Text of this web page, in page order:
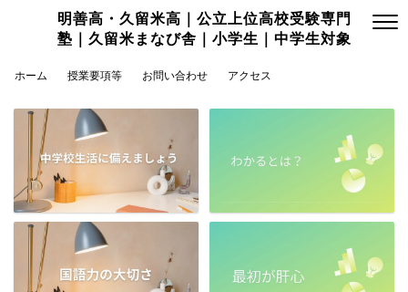
明善高・久留米高｜公立上位高校受験専門
塾｜久留米まなび舎｜小学生｜中学生対象
ホーム 授業要項等 お問い合わせ アクセス